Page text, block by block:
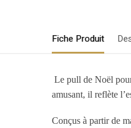
Fiche Produit
Le pull de Noël
amusant, il reflète
Conçus à partir de